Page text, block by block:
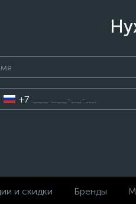
+7
и скидки Бренды